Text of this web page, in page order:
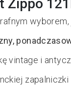
Zippo
wyborem,
vintage i